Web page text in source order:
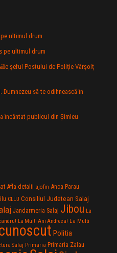
ultimul drum
pe ultimul drum
şeful Postului de Poliție Vârșolț
Dumnezeu sã te odihneascã în
încântat publicul din Şimleu
Afla detalii ajofm Anca Parau
CLUJ Consiliul Judetean Salaj
Jandarmeria Salaj Jibou La
La Multi Ani Andreea! La Multi
Politia
Salaj Primaria Primaria Zalau